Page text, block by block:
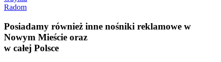
Radom
Posiadamy również inne nośniki reklamowe w
Nowym Mieście oraz
w całej Polsce